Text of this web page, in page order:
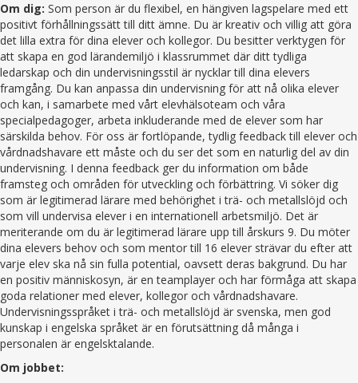
Om dig: Som person är du flexibel, en hängiven lagspelare med ett
positivt förhållningssätt till ditt ämne. Du är kreativ och villig att göra
det lilla extra för dina elever och kollegor. Du besitter verktygen för
att skapa en god lärandemiljö i klassrummet där ditt tydliga
ledarskap och din undervisningsstil är nycklar till dina elevers
framgång. Du kan anpassa din undervisning för att nå olika elever
och kan, i samarbete med vårt elevhälsoteam och våra
specialpedagoger, arbeta inkluderande med de elever som har
särskilda behov. För oss är fortlöpande, tydlig feedback till elever och
vårdnadshavare ett måste och du ser det som en naturlig del av din
undervisning. I denna feedback ger du information om både
framsteg och områden för utveckling och förbättring. Vi söker dig
som är legitimerad lärare med behörighet i trä- och metallslöjd och
som vill undervisa elever i en internationell arbetsmiljö. Det är
meriterande om du är legitimerad lärare upp till årskurs 9. Du möter
dina elevers behov och som mentor till 16 elever strävar du efter att
varje elev ska nå sin fulla potential, oavsett deras bakgrund. Du har
en positiv människosyn, är en teamplayer och har förmåga att skapa
goda relationer med elever, kollegor och vårdnadshavare.
Undervisningsspråket i trä- och metallslöjd är svenska, men god
kunskap i engelska språket är en förutsättning då många i
personalen är engelsktalande.
Om jobbet: